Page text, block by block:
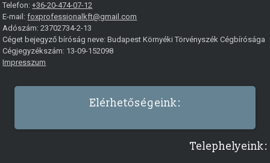
Telefon:+36-20-474-07-12
E-mail:foxprofessionalkft@gmail.com
Adószám: 23702734-2-13
Céget bejegyző bíróság neve: Budapest Környéki Törvényszék Cégbírósága
Cégjegyzékszám: 13-09-152098
Impresszum
Elérhetőségeink:
Telephelyeink: